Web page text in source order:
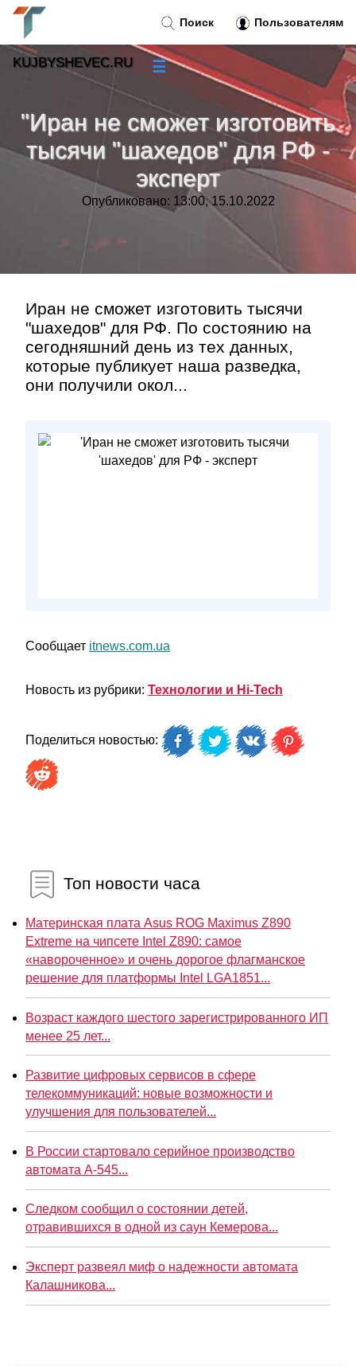
"Иран не сможет изготовить
тысячи "шахедов" для РФ -
эксперт
Опубликовано: 13:00, 15.10.2022
Иран не сможет изготовить тысячи
"шахедов" для РФ. По состоянию на
сегодняшний день из тех данных,
которые публикует наша разведка,
они получили окол...
Сообщает itnews.com.ua
Новость из рубрики: Технологии и Hi-Tech
Поделиться новостью:
Топ новости часа
Материнская плата Asus ROG Maximus Z890
Extreme на чипсете Intel Z890: самое
«навороченное» и очень дорогое флагманское
решение для платформы Intel LGA1851...
Возраст каждого шестого зарегистрированного ИП
менее 25 лет...
Развитие цифровых сервисов в сфере
телекоммуникаций: новые возможности и
улучшения для пользователей...
В России стартовало серийное производство
автомата А-545...
Следком сообщил о состоянии детей,
отравившихся в одной из саун Кемерова...
Эксперт развеял миф о надежности автомата
Калашникова...
Поиск Пользователям
KUJBYSHEVEC.RU ☰
Новости»
Тренды новостей»
Рубрики»
Контакт»